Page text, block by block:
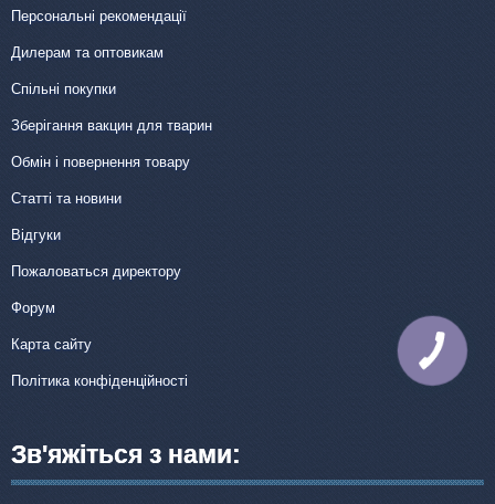
Персональні рекомендації
Дилерам та оптовикам
Спільні покупки
Зберігання вакцин для тварин
Обмін і повернення товару
Статті та новини
Відгуки
Пожаловаться директору
Форум
Карта сайту
Політика конфіденційності
Зв'яжіться з нами:
КНОПКА
ЗВ'ЯЗКУ